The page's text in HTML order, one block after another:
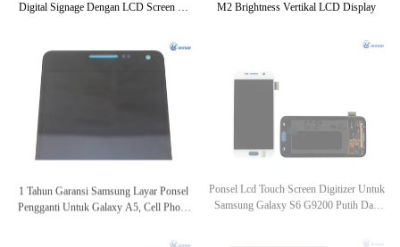
Digital Signage Dengan LCD Screen 22
M2 Brightness Vertikal LCD Display
1 Tahun Garansi Samsung Layar Ponsel
Pengganti Untuk Galaxy A5, Cell Phone
Ponsel Lcd Touch Screen Digitizer Untuk
Samsung Galaxy S6 G9200 Putih Dan